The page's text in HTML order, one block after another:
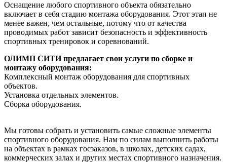
Оснащение любого спортивного объекта обязательно
включает в себя стадию монтажа оборудования. Этот этап не
менее важен, чем остальные, потому что от качества
проводимых работ зависит безопасность и эффективность
спортивных тренировок и соревнований.
ОЛИМП СИТИ предлагает свои услуги по сборке и
монтажу оборудования:
Комплексный монтаж оборудования для спортивных
объектов.
Установка отдельных элементов.
Сборка оборудования.
Мы готовы собрать и установить самые сложные элементы
спортивного оборудования. Нам по силам выполнить работы
на объектах в рамках госзаказов, в школах, детских садах,
коммерческих залах и других местах спортивного назначения.